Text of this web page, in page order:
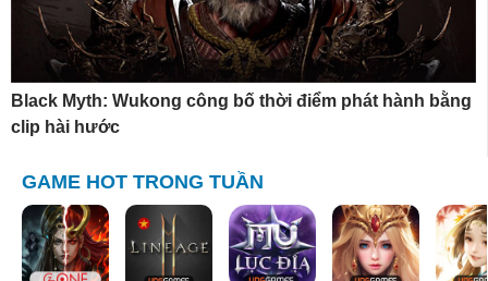
Black Myth: Wukong công bố thời điểm phát hành bằng
clip hài hước
GAME HOT TRONG TUẦN